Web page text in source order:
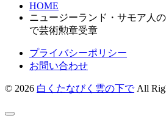
HOME
ニュージーランド・サモア人
で芸術勲章受章
プライバシーポリシー
お問い合わせ
© 2026 白くたなびく雲の下でAll